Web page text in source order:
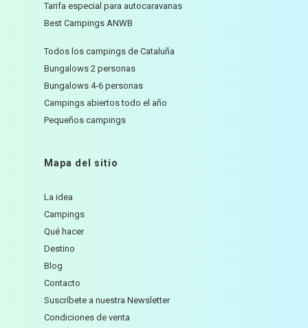
Tarifa especial para autocaravanas
Best Campings ANWB
Todos los campings de Cataluña
Bungalows 2 personas
Bungalows 4-6 personas
Campings abiertos todo el año
Pequeños campings
Mapa del sitio
La idea
Campings
Qué hacer
Destino
Blog
Contacto
Suscríbete a nuestra Newsletter
Condiciones de venta